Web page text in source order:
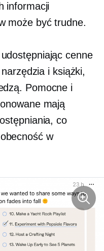
informacji
może być trudne.
cenne
i książki,
Pomocne i
mają
co
w